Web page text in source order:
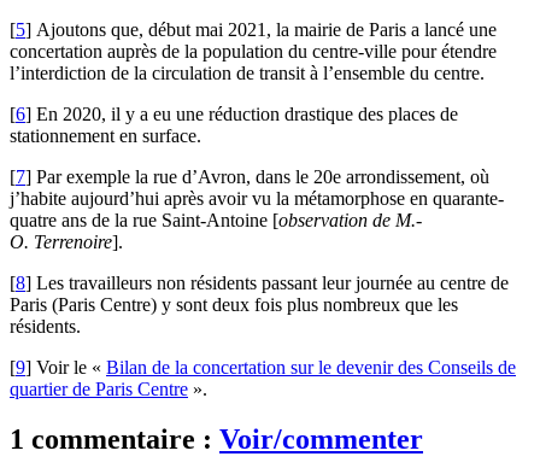
[5] Ajoutons que, début mai 2021, la mairie de Paris a lancé une
concertation auprès de la population du centre-ville pour étendre
l’interdiction de la circulation de transit à l’ensemble du centre.
[6] En 2020, il y a eu une réduction drastique des places de
stationnement en surface.
[7] Par exemple la rue d’Avron, dans le 20e arrondissement, où
j’habite aujourd’hui après avoir vu la métamorphose en quarante-
quatre ans de la rue Saint-Antoine [observation de M.-
O. Terrenoire].
[8] Les travailleurs non résidents passant leur journée au centre de
Paris (Paris Centre) y sont deux fois plus nombreux que les
résidents.
[9] Voir le « Bilan de la concertation sur le devenir des Conseils de
quartier de Paris Centre ».
1 commentaire : Voir/commenter